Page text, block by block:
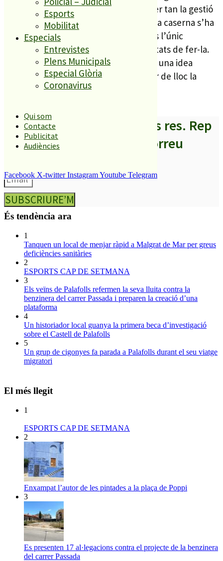
Esports
Mobilitat
Especials
Entrevistes
Plens Municipals
Especial Glòria
Coronavirus
Qui som
Contacte
Publicitat
Audiències
Facebook X-twitter InstagramYoutube Telegram
ostentava la cartera de governació i per tan la gestió
política de la policia, va defensar que la caserna s’ha
de fer a les antigues escoles perquè és l’únic
emplaçament en el que hi ha possibilitats de fer-la.
CiU va assegurar llavors que si es tenia una idea
millor, més endavant es podria canviar de lloc la
caserna d’emplaçament.
A partir d’ara no et perdis res. Rep
els titulars al teu correu
SUBSCRIURE’M
És tendència ara
1
Tanquen un local de menjar ràpid a Malgrat de Mar per greus
deficiències sanitàries
2
ESPORTS CAP DE SETMANA
3
Els veïns de Palafolls refermen la seva lluita contra la
benzinera del carrer Passada i preparen la creació d’una
plataforma
4
Un historiador local guanya la primera beca d’investigació
sobre el Castell de Palafolls
5
Un grup de cigonyes fa parada a Palafolls durant el seu viatge
migratori
El més llegit
1
ESPORTS CAP DE SETMANA
2
Enxampat l’autor de les pintades a la plaça de Poppi
3
Es presenten 17 al·legacions contra el projecte de la benzinera
del carrer Passada